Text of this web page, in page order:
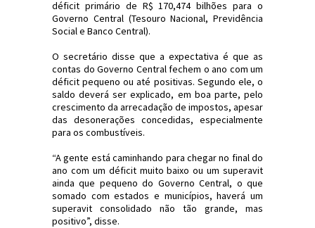
déficit primário de R$ 170,474 bilhões para o
Governo Central (Tesouro Nacional, Previdência
Social e Banco Central).
O secretário disse que a expectativa é que as
contas do Governo Central fechem o ano com um
déficit pequeno ou até positivas. Segundo ele, o
saldo deverá ser explicado, em boa parte, pelo
crescimento da arrecadação de impostos, apesar
das desonerações concedidas, especialmente
para os combustíveis.
“A gente está caminhando para chegar no final do
ano com um déficit muito baixo ou um superavit
ainda que pequeno do Governo Central, o que
somado com estados e municípios, haverá um
superavit consolidado não tão grande, mas
positivo”, disse.